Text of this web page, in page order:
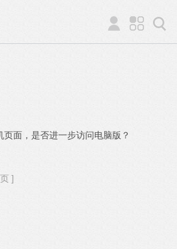
面，是否进一步访问电脑版？
]